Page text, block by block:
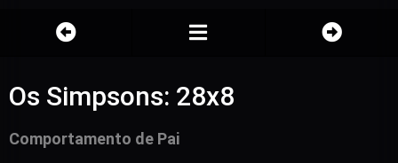
Os Simpsons: 28x8
Comportamento de Pai